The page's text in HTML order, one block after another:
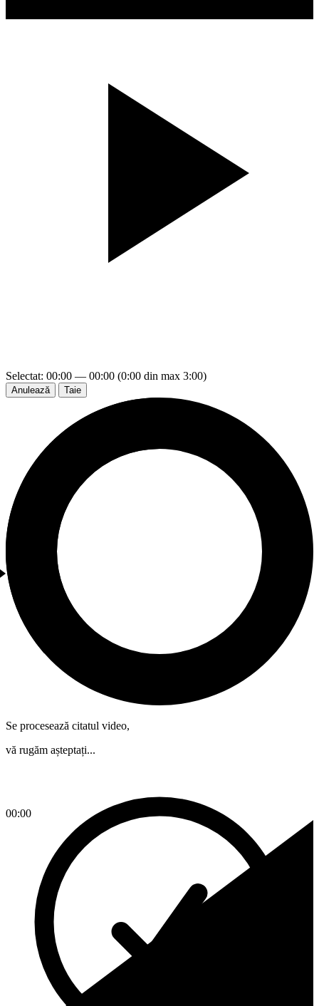
00:00
Selectat: 00:00 — 00:00 (0:00 din max 3:00)
Anulează Taie
Se procesează citatul video,
vă rugăm așteptați...